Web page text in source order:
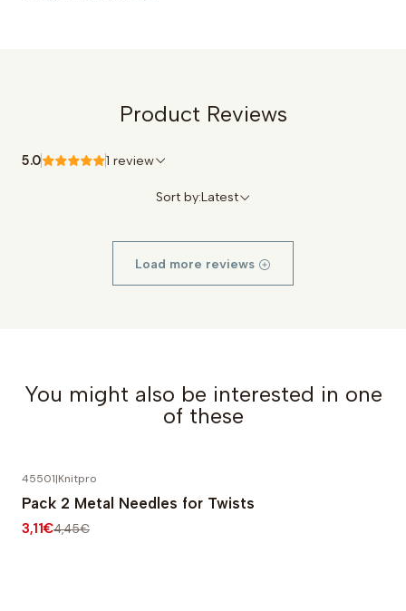
Product Reviews
5.0 1 review
Sort by:Latest
Load more reviews
You might also be interested in one
of these
45501|Knitpro
Pack 2 Metal Needles for Twists
3,11€4,45€